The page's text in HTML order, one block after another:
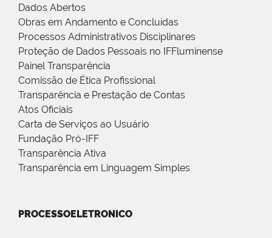
Dados Abertos
Obras em Andamento e Concluídas
Processos Administrativos Disciplinares
Proteção de Dados Pessoais no IFFluminense
Painel Transparência
Comissão de Ética Profissional
Transparência e Prestação de Contas
Atos Oficiais
Carta de Serviços ao Usuário
Fundação Pró-IFF
Transparência Ativa
Transparência em Linguagem Simples
PROCESSOELETRONICO